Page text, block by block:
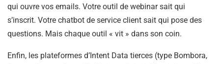
qui ouvre vos emails. Votre outil de webinar sait qui
s’inscrit. Votre chatbot de service client sait qui pose des
questions. Mais chaque outil « vit » dans son coin.
Enfin, les plateformes d’Intent Data tierces (type Bombora,